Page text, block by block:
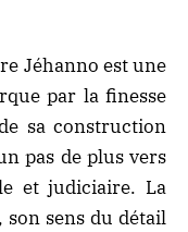
Jéhanno est une
par la finesse
sa construction
pas de plus vers
et judiciaire. La
sens du détail